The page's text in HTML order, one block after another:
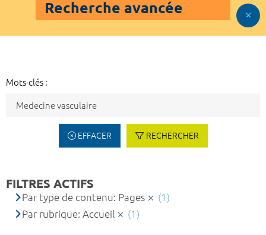
Recherche avancée
Mots-clés :
EFFACER RECHERCHER
FILTRES ACTIFS
Par type de contenu: Pages
(1)
Par rubrique: Accueil
(1)